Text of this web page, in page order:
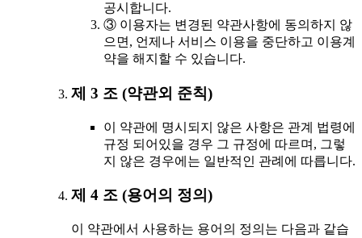
공시합니다.
③ 이용자는 변경된 약관사항에 동의하지 않
으면, 언제나 서비스 이용을 중단하고 이용계
약을 해지할 수 있습니다.
제 3 조 (약관외 준칙)
이 약관에 명시되지 않은 사항은 관계 법령에
규정 되어있을 경우 그 규정에 따르며, 그렇
지 않은 경우에는 일반적인 관례에 따릅니다.
제 4 조 (용어의 정의)
이 약관에서 사용하는 용어의 정의는 다음과 같습